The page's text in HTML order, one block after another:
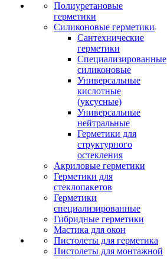
Полиуретановые
герметики
Силиконовые герметики
Сантехнические
герметики
Специализированные
силиконовые
Универсальные
кислотные
(уксусные)
Универсальные
нейтральные
Герметики для
структурного
остекления
Акриловые герметики
Герметики для
стеклопакетов
Герметики
специализированные
Гибридные герметики
Мастика для окон
Пистолеты для герметика
Пистолеты для монтажной